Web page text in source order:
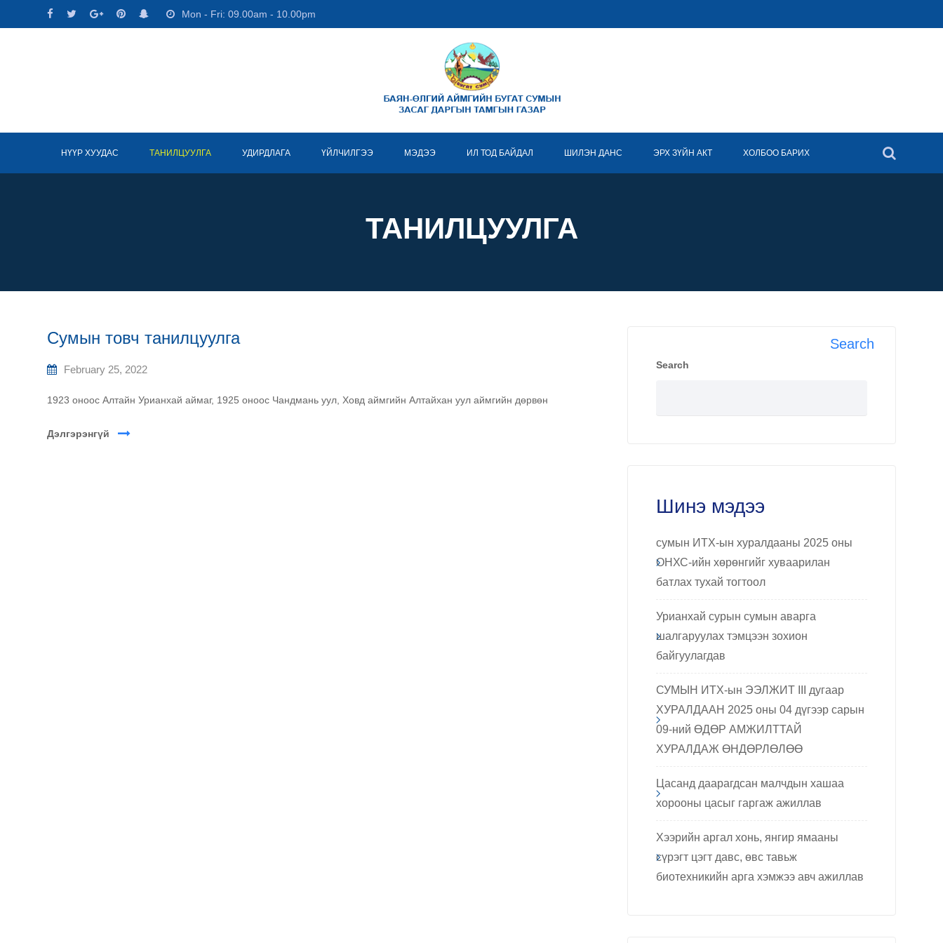
to
Mon - Fri: 09.00am - 10.00pm
НҮҮР ХУУДАС ТАНИЛЦУУЛГА УДИРДЛАГА ҮЙЛЧИЛГЭЭ МЭДЭЭ ИЛ ТОД БАЙДАЛ ШИЛЭН ДАНС ЭРХ ЗҮЙН АКТ ХОЛБОО БАРИХ
ТАНИЛЦУУЛГА
Сумын товч танилцуулга
February 25, 2022
1923 оноос Алтайн Урианхай аймаг, 1925 оноос Чандмань уул, Ховд аймгийн Алтайхан уул аймгийн дөрвөн
Дэлгэрэнгүй
Search
Search
Шинэ мэдээ
сумын ИТХ-ын хуралдааны 2025 оны
ОНХС-ийн хөрөнгийг хуваарилан
батлах тухай тогтоол
Урианхай сурын сумын аварга
шалгаруулах тэмцээн зохион
байгуулагдав
СУМЫН ИТХ-ын ЭЭЛЖИТ III дугаар
ХУРАЛДААН 2025 оны 04 дүгээр сарын
09-ний ӨДӨР АМЖИЛТТАЙ
ХУРАЛДАЖ ӨНДӨРЛӨЛӨӨ
Цасанд даарагдсан малчдын хашаа
хорооны цасыг гаргаж ажиллав
Хээрийн аргал хонь, янгир ямааны
сүрэгт цэгт давс, өвс тавьж
биотехникийн арга хэмжээ авч ажиллав